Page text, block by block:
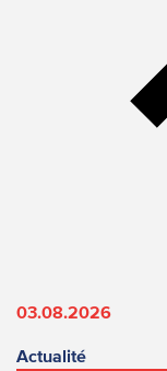
03.08.2026
Actualité